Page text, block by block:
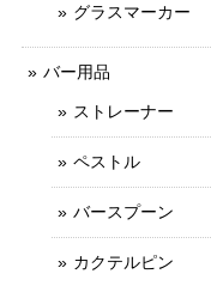
グラスマーカー
バー用品
ストレーナー
ペストル
バースプーン
カクテルピン